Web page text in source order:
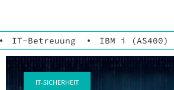
IT-Betreuung IBM i (AS400)
IT-SICHERHEIT